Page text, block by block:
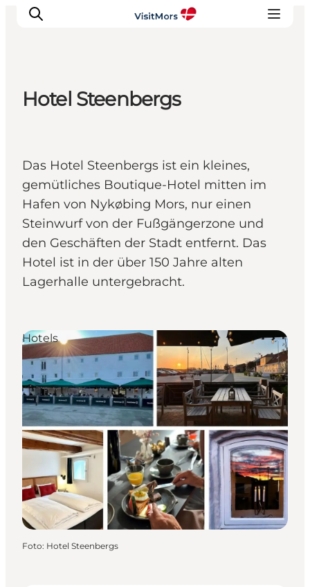
Infos über Mors
Unterkunft
Pauschalreisen / Urlaub
Planen Sie Ihre Reise
Hotel Steenbergs
Das Hotel Steenbergs ist ein kleines,
gemütliches Boutique-Hotel mitten im
Hafen von Nykøbing Mors, nur einen
Steinwurf von der Fußgängerzone und
den Geschäften der Stadt entfernt. Das
Hotel ist in der über 150 Jahre alten
Lagerhalle untergebracht.
Hotels
Foto: Hotel Steenbergs